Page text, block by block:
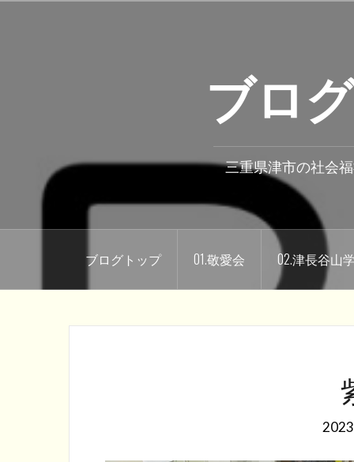
ブロ
三重県津市の社会
ブログトップ 01.敬愛会 02.津長谷山